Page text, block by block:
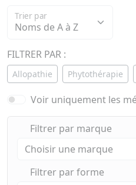
Trier par
FILTRER PAR :
Allopathie Phytothérapie
Voir uniquement les
Filtrer par marque
Filtrer par forme